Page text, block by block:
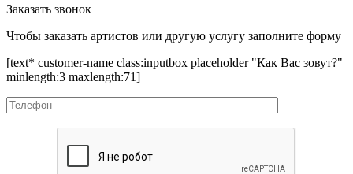
Заказать звонок
Чтобы заказать артистов или другую услугу заполните форму
[text* customer-name class:inputbox placeholder "Как Вас зовут?"
minlength:3 maxlength:71]